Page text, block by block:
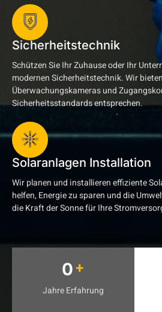
Sicherheitstechnik
Schützen Sie Ihr Zuhause oder Ihr
modernen Sicherheitstechnik. Wir
Überwachungskameras und
Sicherheitsstandards entsprechen.
Solaranlagen Installation
Wir planen und installieren effiziente
helfen, Energie zu sparen und die
die Kraft der Sonne für Ihre
0+
Jahre Erfahrung